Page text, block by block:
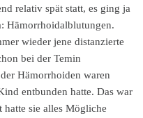
relativ spät statt, es ging ja
Hämorrhoidalblutungen.
wieder jene distanzierte
bei der Temin
Hämorrhoiden waren
entbunden hatte. Das war
hatte sie alles Mögliche